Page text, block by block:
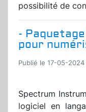
possibilité de
-
pour
Publié le 17-05-2024
Spectrum
logiciel en